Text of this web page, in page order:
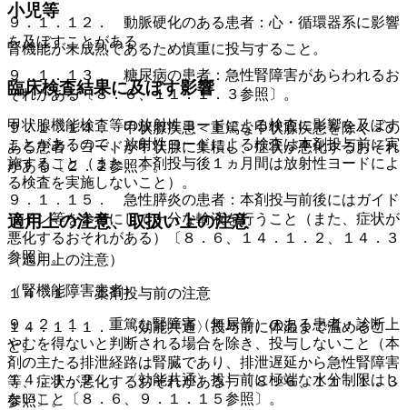
小児等
腎機能が未成熟であるため慎重に投与すること。
臨床検査結果に及ぼす影響
甲状腺機能検査等の放射性ヨードによる検査に影響を及ぼす
ことがあるので、放射性ヨードによる検査は本剤投与前に実
施すること（また、本剤投与後１ヵ月間は放射性ヨードによ
る検査を実施しないこと）。
適用上の注意、取扱い上の注意
（適用上の注意）
１４．１． 薬剤投与前の注意
１４．１．１． 〈効能共通〉投与前に体温まで温めるこ
と。
１４．１．２． 〈効能共通〉投与前に極端な水分制限はし
ないこと〔８．６、９．１．１５参照〕。
９．１．１２． 動脈硬化のある患者：心・循環器系に影響
を及ぼすことがある。
９．１．１３． 糖尿病の患者：急性腎障害があらわれるお
それがある〔８．６、１１．１．３参照〕。
９．１．１４． 甲状腺疾患＜重篤な甲状腺疾患を除く＞の
ある患者：ヨードが甲状腺に集積し、症状が悪化するおそれ
がある〔２．２参照〕。
９．１．１５． 急性膵炎の患者：本剤投与前後にはガイド
ライン等を参考にして十分な輸液を行うこと（また、症状が
悪化するおそれがある）〔８．６、１４．１．２、１４．３
参照〕。
（腎機能障害患者）
９．２．１． 重篤な腎障害（無尿等）のある患者：診断上
やむを得ないと判断される場合を除き、投与しないこと（本
剤の主たる排泄経路は腎臓であり、排泄遅延から急性腎障害
等、症状が悪化するおそれがある）〔８．６、１１．１．３
参照〕。